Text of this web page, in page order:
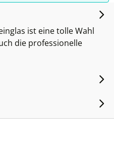
ist eine tolle Wahl
die professionelle